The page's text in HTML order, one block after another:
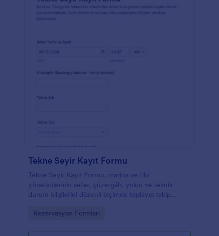
Tekne Seyir Kayıt Formu
Tekne Seyir Kayıt Formu, marina ve filo
yöneticilerinin sefer, güzergâh, yolcu ve teknik
durum bilgilerini düzenli biçimde toplayıp takip
Go to Category:
Rezervasyon Formları